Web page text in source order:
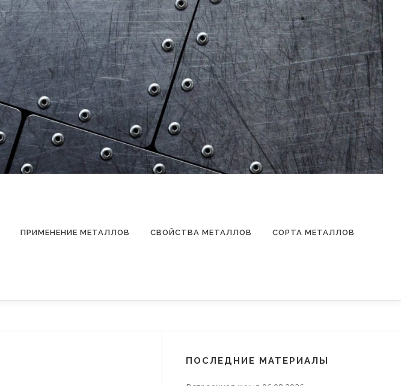
ПРИМЕНЕНИЕ МЕТАЛЛОВ СВОЙСТВА МЕТАЛЛОВ СОРТА МЕТАЛЛОВ
ПОСЛЕДНИЕ МАТЕРИАЛЫ